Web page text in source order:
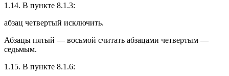
1.14. В пункте 8.1.3:
абзац четвертый исключить.
Абзацы пятый — восьмой считать абзацами четвертым —
седьмым.
1.15. В пункте 8.1.6: